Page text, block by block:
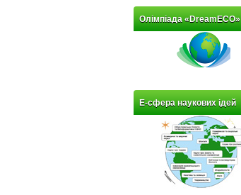
Олімпіада «DreamECO»
Е-сфера наукових ідей